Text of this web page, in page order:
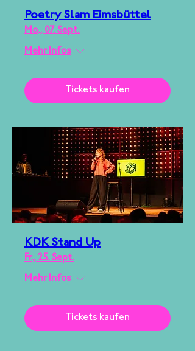
Poetry Slam Eimsbüttel
Mo., 07. Sept.
Mehr Infos
Tickets kaufen
KDK Stand Up
Fr., 25. Sept.
Mehr Infos
Tickets kaufen